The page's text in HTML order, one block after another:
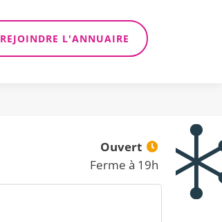
REJOINDRE L'ANNUAIRE
Ouvert
Ferme à 19h